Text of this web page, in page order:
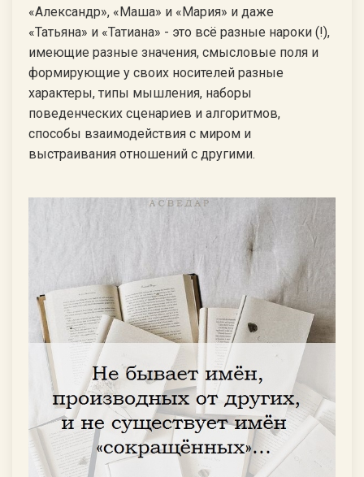
«Александр», «Маша» и «Мария» и даже
«Татьяна» и «Татиана» - это всё разные нароки (!),
имеющие разные значения, смысловые поля и
формирующие у своих носителей разные
характеры, типы мышления, наборы
поведенческих сценариев и алгоритмов,
способы взаимодействия с миром и
выстраивания отношений с другими.